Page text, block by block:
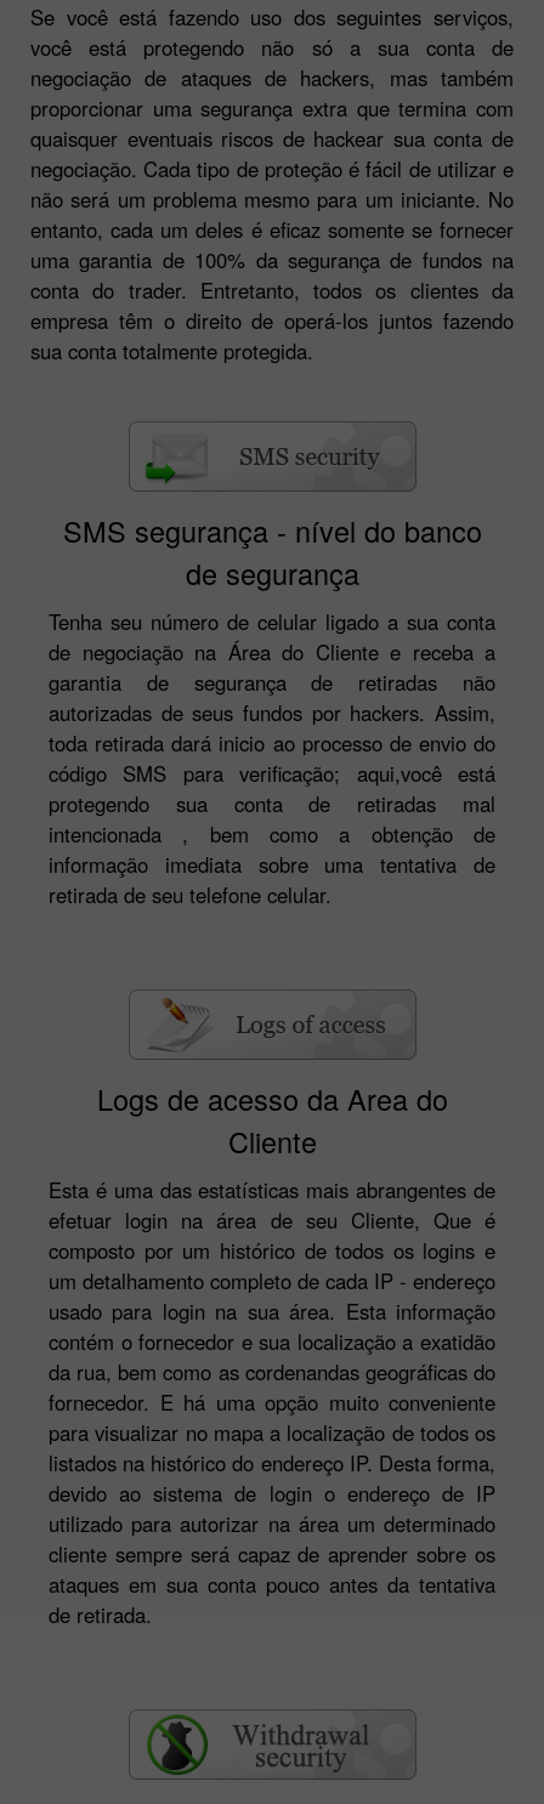
Se você está fazendo uso dos seguintes serviços,
você está protegendo não só a sua conta de
negociação de ataques de hackers, mas também
proporcionar uma segurança extra que termina com
quaisquer eventuais riscos de hackear sua conta de
negociação. Cada tipo de proteção é fácil de utilizar e
não será um problema mesmo para um iniciante. No
entanto, cada um deles é eficaz somente se fornecer
uma garantia de 100% da segurança de fundos na
conta do trader. Entretanto, todos os clientes da
empresa têm o direito de operá-los juntos fazendo
sua conta totalmente protegida.
SMS segurança - nível do banco
de segurança
Tenha seu número de celular ligado a sua conta
de negociação na Área do Cliente e receba a
garantia de segurança de retiradas não
autorizadas de seus fundos por hackers. Assim,
toda retirada dará inicio ao processo de envio do
código SMS para verificação; aqui,você está
protegendo sua conta de retiradas mal
intencionada , bem como a obtenção de
informação imediata sobre uma tentativa de
retirada de seu telefone celular.
Logs de acesso da Area do
Cliente
Esta é uma das estatísticas mais abrangentes de
efetuar login na área de seu Cliente, Que é
composto por um histórico de todos os logins e
um detalhamento completo de cada IP - endereço
usado para login na sua área. Esta informação
contém o fornecedor e sua localização a exatidão
da rua, bem como as cordenandas geográficas do
fornecedor. E há uma opção muito conveniente
para visualizar no mapa a localização de todos os
listados na histórico do endereço IP. Desta forma,
devido ao sistema de login o endereço de IP
utilizado para autorizar na área um determinado
cliente sempre será capaz de aprender sobre os
ataques em sua conta pouco antes da tentativa
de retirada.